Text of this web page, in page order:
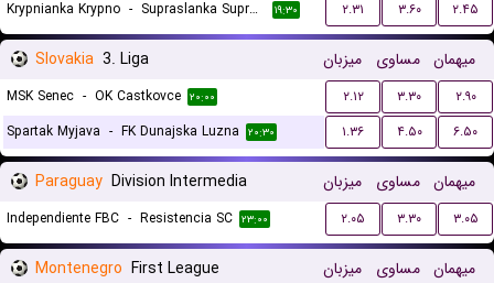
Krypnianka Krypno - Supraslanka Suprasl ۱۹:۳۰ ۲.۳۱ ۳.۶۰ ۲.۴۵
Slovakia 3. Liga میزبان مساوی میهمان
MSK Senec - OK Castkovce ۲۰:۰۰ ۲.۱۲ ۳.۳۰
۲.۹۰
Spartak Myjava - FK Dunajska Luzna ۲۰:۳۰ ۱.۳۶ ۴.۵۰ ۶.۵۰
Paraguay Division Intermedia میزبان مساوی میهمان
Independiente FBC - Resistencia SC ۲۳:۰۰ ۲.۰۵ ۳.۳۰ ۳.۰۵
Montenegro First League میزبان مساوی میهمان